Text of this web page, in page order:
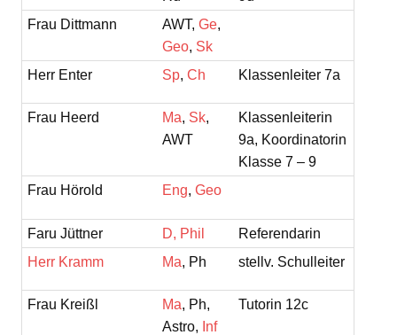
Frau Dittmann
AWT,Ge,
Geo, Sk
Herr Enter
Sp,Ch Klassenleiter 7a
Frau Heerd Ma, Sk,
AWT
Klassenleiterin
9a, Koordinatorin
Klasse 7 – 9
Frau Hörold
Eng,Geo
Faru Jüttner D, Phil
Referendarin
Herr Kramm
Ma, Ph stellv. Schulleiter
Frau Kreißl Ma, Ph,
Astro, Inf
Tutorin 12c